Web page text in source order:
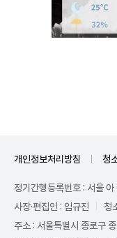
개인정보처리방침 청
정기간행등록번호 : 서울
사장·편집인 : 임규진
청
주소 : 서울특별시 종로구